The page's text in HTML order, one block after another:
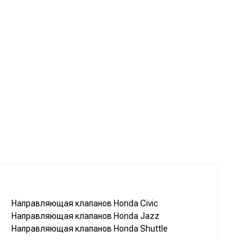
Направляющая клапанов Honda Civic
Направляющая клапанов Honda Jazz
Направляющая клапанов Honda Shuttle